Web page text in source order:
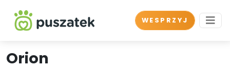
WESPRZYJ
Orion